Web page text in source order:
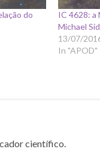
do
IC 4628: a
Michael
13/07/
In "APOD"
científico.